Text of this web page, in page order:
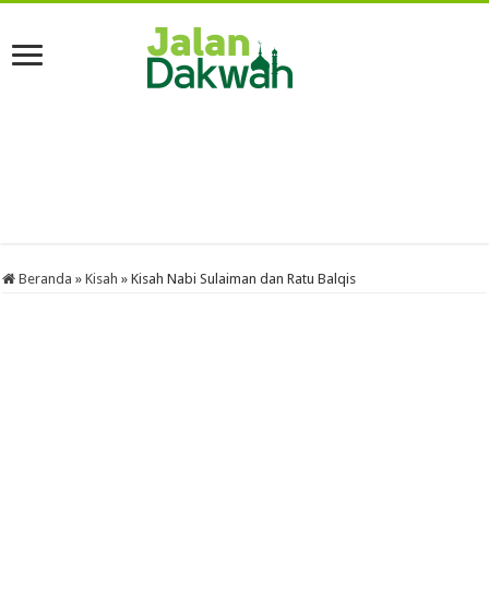
Beranda » Kisah » Kisah Nabi Sulaiman dan Ratu Balqis